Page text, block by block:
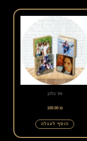
פור בלוק
100.00 ₪
הוסף לעגלה